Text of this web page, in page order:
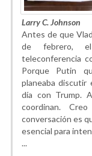
Larry C. Johnson
Antes de que
de febrero,
teleconferencia
Porque Putin
planeaba discutir
día con Trump.
coordinan.
conversación es
esencial para
...